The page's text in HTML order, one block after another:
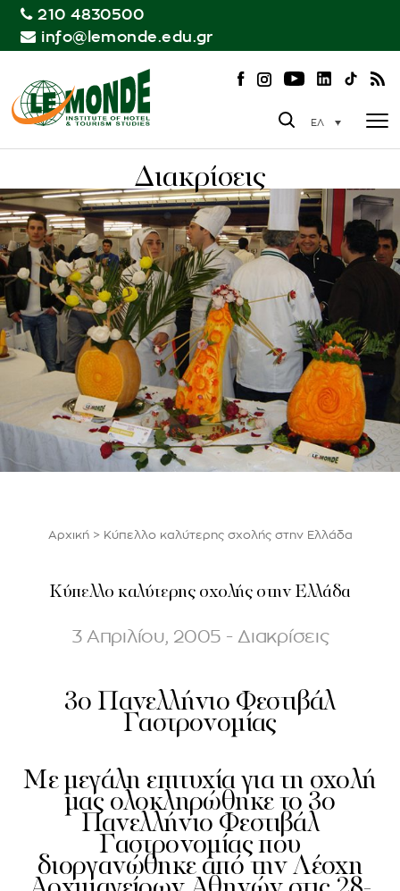
210 4830500
info@lemonde.edu.gr
ΕΛ
Διακρίσεις
Αρχική> Κύπελλο καλύτερης σχολής στην Ελλάδα
Κύπελλο καλύτερης σχολής στην Ελλάδα
3 Απριλίου, 2005 - Διακρίσεις
3ο Πανελλήνιο Φεστιβάλ
Γαστρονομίας
Με μεγάλη επιτυχία για τη σχολή
μας ολοκληρώθηκε το 3ο
Πανελλήνιο Φεστιβάλ
Γαστρονομίας που
διοργανώθηκε από την Λέσχη